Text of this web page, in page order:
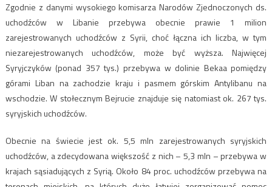
Zgodnie z danymi wysokiego komisarza Narodów Zjednoczonych ds.
uchodźców w Libanie przebywa obecnie prawie 1 milion
zarejestrowanych uchodźców z Syrii, choć łączna ich liczba, w tym
niezarejestrowanych uchodźców, może być wyższa. Najwięcej
Syryjczyków (ponad 357 tys.) przebywa w dolinie Bekaa pomiędzy
górami Liban na zachodzie kraju i pasmem górskim Antylibanu na
wschodzie. W stołecznym Bejrucie znajduje się natomiast ok. 267 tys.
syryjskich uchodźców.
Obecnie na świecie jest ok. 5,5 mln zarejestrowanych syryjskich
uchodźców, a zdecydowana większość z nich – 5,3 mln – przebywa w
krajach sąsiadujących z Syrią. Około 84 proc. uchodźców przebywa na